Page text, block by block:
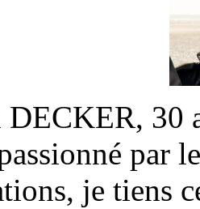
DECKER, 30
par
je tiens